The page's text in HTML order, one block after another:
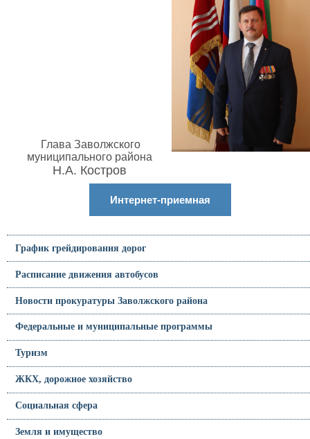
Глава Заволжского
муниципального района
Н.А. Костров
Интернет-приемная
График грейдирования дорог
Расписание движения автобусов
Новости прокуратуры Заволжского района
Федеральные и муниципальные программы
Туризм
ЖКХ, дорожное хозяйство
Социальная сфера
Земля и имущество